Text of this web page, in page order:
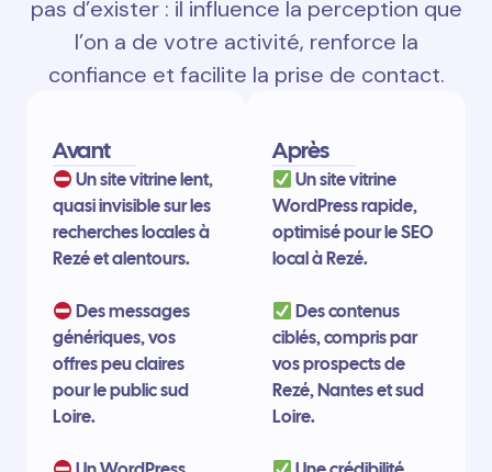
pas d’exister : il influence la perception que
l’on a de votre activité, renforce la
confiance et facilite la prise de contact.
Avant
Un site vitrine lent,
quasi invisible sur les
recherches locales à
Rezé et alentours.
Des messages
génériques, vos
offres peu claires
pour le public sud
Loire.
Après
Un site vitrine
WordPress rapide,
optimisé pour le SEO
local à Rezé.
Des contenus
ciblés, compris par
vos prospects de
Rezé, Nantes et sud
Loire.